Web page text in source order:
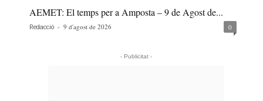
AEMET: El temps per a Amposta – 9 de Agost de...
Redacció - 9 d'agost de 2026 0
- Publicitat -